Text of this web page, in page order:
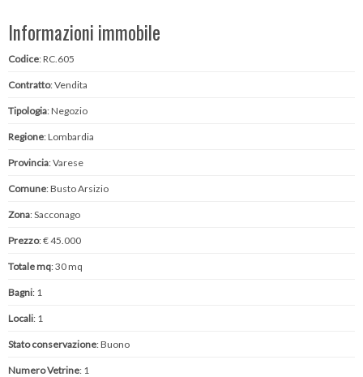
Informazioni immobile
Codice: RC.605
Contratto: Vendita
Tipologia: Negozio
Regione: Lombardia
Provincia: Varese
Comune: Busto Arsizio
Zona: Sacconago
Prezzo: € 45.000
Totale mq: 30 mq
Bagni: 1
Locali: 1
Stato conservazione: Buono
Numero Vetrine: 1